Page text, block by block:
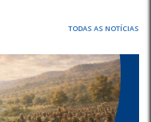
TODAS AS NOTÍCIAS